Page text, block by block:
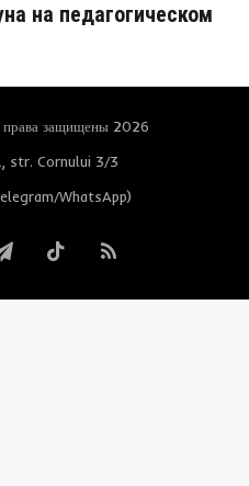
на педагогическом
защищены 2026
str. Cornului 3/3
WhatsApp)
TelegramTikTokRSS